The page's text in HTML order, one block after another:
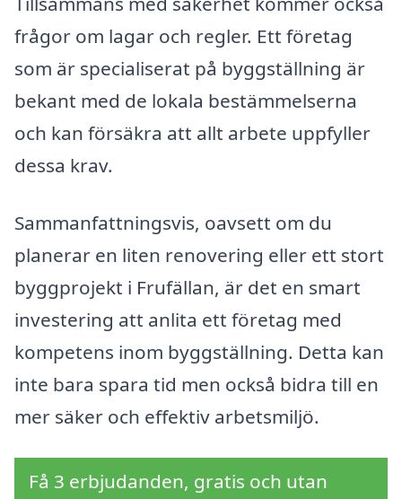
frågor om lagar och regler. Ett företag
som är specialiserat på byggställning är
bekant med de lokala bestämmelserna
och kan försäkra att allt arbete uppfyller
dessa krav.
Sammanfattningsvis, oavsett om du
planerar en liten renovering eller ett stort
byggprojekt i Frufällan, är det en smart
investering att anlita ett företag med
kompetens inom byggställning. Detta kan
inte bara spara tid men också bidra till en
mer säker och effektiv arbetsmiljö.
Få 3 erbjudanden, gratis och utan